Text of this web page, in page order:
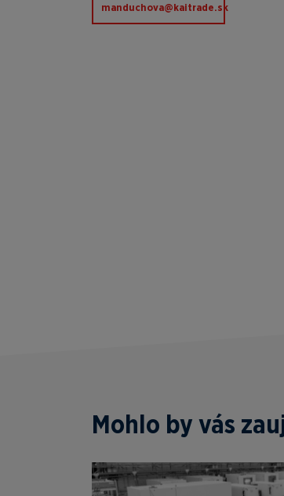
ks.edartiak@avohcudnam
Mohlo by vás